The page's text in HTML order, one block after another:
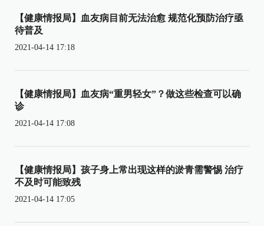
【健康情报局】血友病目前无法治愈 规范化预防治疗亟
待普及
2021-04-14 17:18
【健康情报局】血友病“重男轻女”？做这些检查可以确
诊
2021-04-14 17:08
【健康情报局】孩子身上常出现这样的淤青需警惕 治疗
不及时可能致残
2021-04-14 17:05